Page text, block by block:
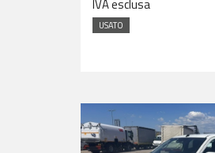
IVA esclusa
USATO